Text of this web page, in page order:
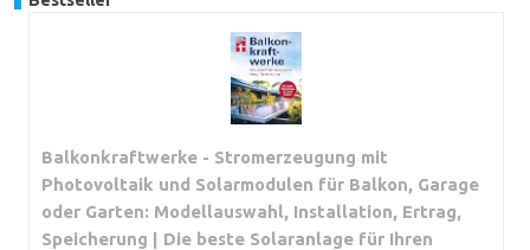
Balkonkraftwerke - Stromerzeugung mit
Photovoltaik und Solarmodulen für Balkon, Garage
oder Garten: Modellauswahl, Installation, Ertrag,
Speicherung | Die beste Solaranlage für Ihren